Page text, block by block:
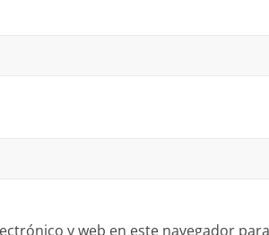
y web en este navegador